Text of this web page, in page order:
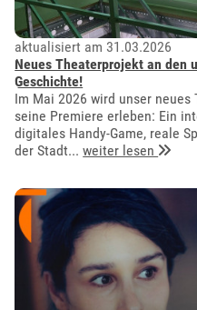
aktualisiert am 31.03.2026
Neues Theaterprojekt an den
Geschichte!
Im Mai 2026 wird unser neues
seine Premiere erleben: Ein
digitales Handy-Game, reale
der Stadt...weiter lesen